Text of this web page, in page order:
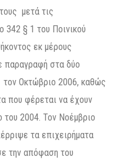
μετά τις
342 § 1 του Ποινικού
εκ μέρους
παραγραφή στα δύο
τον Οκτώβριο 2006, καθώς
που φέρεται να έχουν
του 2004. Τον Νοέμβριο
τα επιχειρήματα
την απόφαση του